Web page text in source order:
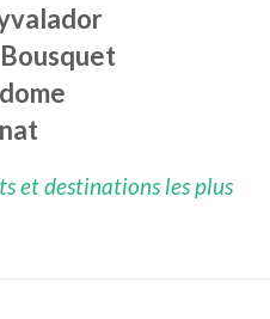
et destinations les plus